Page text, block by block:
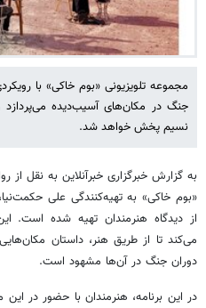
مجموعه تلویزیونی «بوم خاکی» با
نسیم پخش خواهد شد.
به گزارش خبرگزاری خبرآنلاین به نقل از
«بوم خاکی» به تهیه‌کنندگی علی
از دیدگاه هنرمندان تهیه شده است.
می‌کند تا از طریق هنر، داستان
دوران جنگ در آن‌ها مشهود است.
در این برنامه، هنرمندان با حضور در این